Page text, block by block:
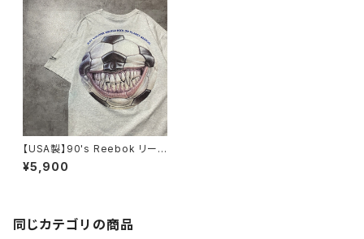
【USA製】90's Reebok リー
ボック “I LIKE THIS GAME”
サッカーボール モンスター
¥5,900
同じカテゴリの商品